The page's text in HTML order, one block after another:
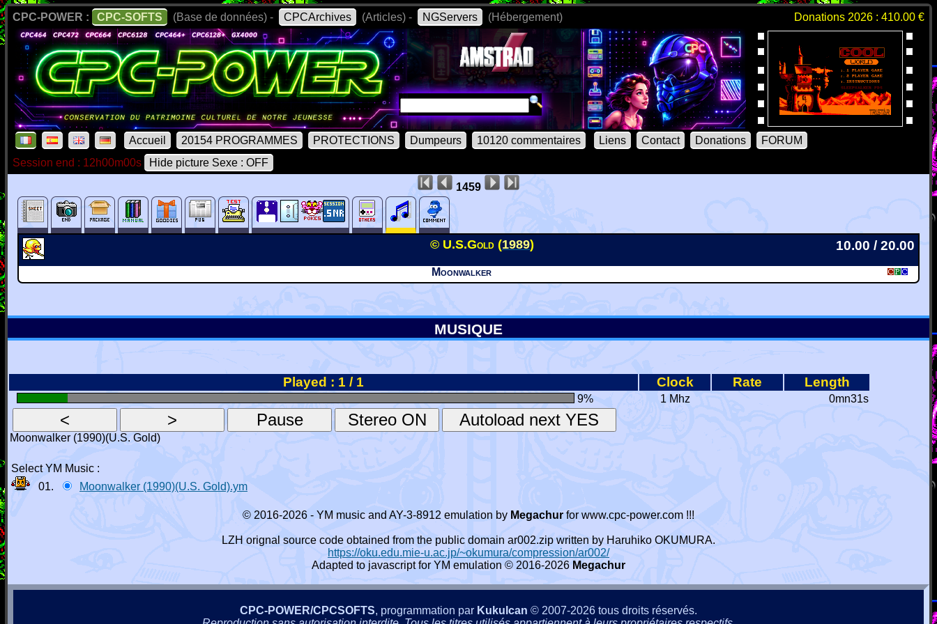
CPC-POWER : CPC-SOFTS (Base de données) - CPCArchives (Articles) - NGServers (Hébergement) Donations 2026 : 410.00 €
Accueil 20154 PROGRAMMES PROTECTIONS Dumpeurs 10120 commentaires Liens Contact Donations
FORUM
Session end : 12h00m00s
Hide picture Sexe : OFF
1459
© U.S.Gold (1989) 10.00 / 20.00
Moonwalker
MUSIQUE
Played : 1 / 1 Clock Rate Length
9% 1 Mhz 0mn31s
Moonwalker (1990)(U.S. Gold)
Select YM Music :
01.
Moonwalker (1990)(U.S. Gold).ym
© 2016-2026 - YM music and AY-3-8912 emulation by Megachur for www.cpc-power.com !!!
LZH orignal source code obtained from the public domain ar002.zip written by Haruhiko OKUMURA.
https://oku.edu.mie-u.ac.jp/~okumura/compression/ar002/
Adapted to javascript for YM emulation © 2016-2026 Megachur
CPC-POWER/CPCSOFTS, programmation par Kukulcan © 2007-2026 tous droits réservés.